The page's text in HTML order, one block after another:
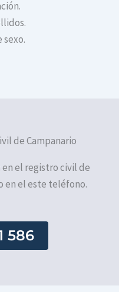
de Campanario
el registro civil de
en el este teléfono.
586